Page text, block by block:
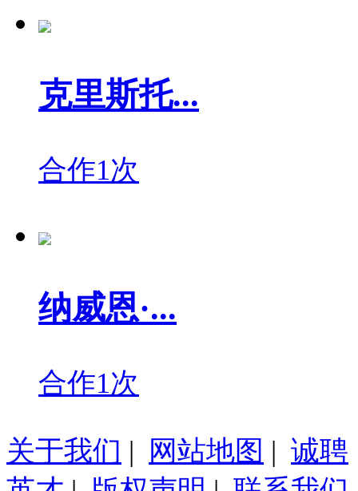
克里斯托...
合作1次
纳威恩·...
合作1次
关于我们 | 网站地图 | 诚聘